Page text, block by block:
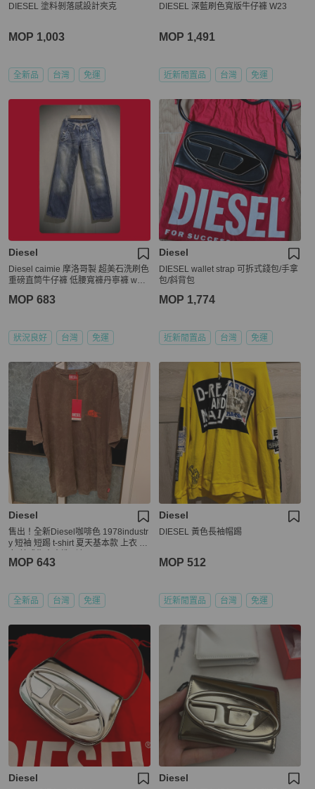
DIESEL 塗料剝落感設計夾克
MOP 1,003
全新品 台灣 免運
DIESEL 深藍刷色寬版牛仔褲 W23
MOP 1,491
近新閒置品 台灣 免運
Diesel
Diesel caimie 摩洛哥製 超美石洗刷色
重磅直筒牛仔褲 低腰寬褲丹寧褲 w24
MOP 683
狀況良好 台灣 免運
Diesel
DIESEL wallet strap 可拆式錢包/手拿
包/斜背包
MOP 1,774
近新閒置品 台灣 免運
Diesel
售出！全新Diesel咖啡色 1978industr
y 短袖 短踢 t-shirt 夏天基本款 上衣 男
MOP 643
全新品 台灣 免運
Diesel
DIESEL 黃色長袖帽踢
MOP 512
近新閒置品 台灣 免運
Diesel Diesel